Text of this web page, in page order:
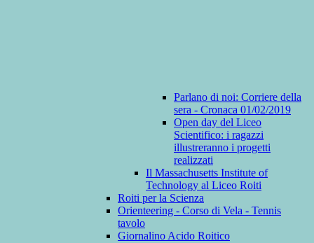
Parlano di noi: Corriere della
sera - Cronaca 01/02/2019
Open day del Liceo
Scientifico: i ragazzi
illustreranno i progetti
realizzati
Il Massachusetts Institute of
Technology al Liceo Roiti
Roiti per la Scienza
Orienteering - Corso di Vela - Tennis
tavolo
Giornalino Acido Roitico